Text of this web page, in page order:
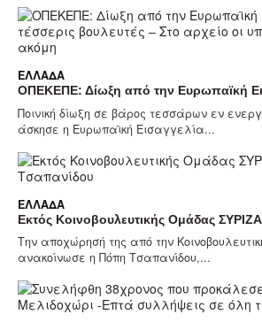
ΕΛΛΆΔΑ
ΟΠΕΚΕΠΕ: Δίωξη από την Ευρωπαϊκή
Ποινική δίωξη σε βάρος τεσσάρων εν
άσκησε η Ευρωπαϊκή Εισαγγελία...
ΕΛΛΆΔΑ
Εκτός Κοινοβουλευτικής Ομάδας
Την αποχώρησή της από την
ανακοίνωσε η Πόπη Τσαπανίδου,...